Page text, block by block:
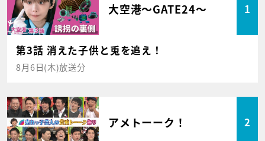
大空港～GATE24～ 1
第3話 消えた子供と兎を追え！
8月6日(木)放送分
アメトーーク！ 2